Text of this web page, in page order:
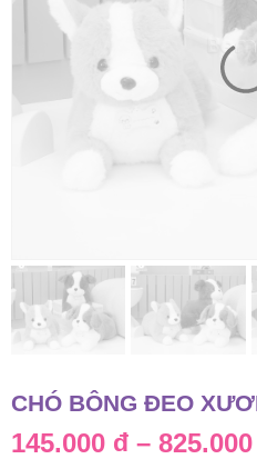
CHÓ BÔNG ĐEO
145.000 đ – 825.000